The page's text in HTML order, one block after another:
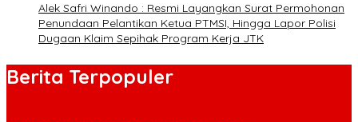
Alek Safri Winando : Resmi Layangkan Surat Permohonan
Penundaan Pelantikan Ketua PTMSI, Hingga Lapor Polisi
Dugaan Klaim Sepihak Program Kerja JTK
Berita Terpopuler